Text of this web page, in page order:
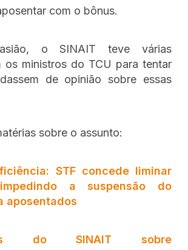
com o bônus.
o SINAIT teve várias
os ministros do TCU para tentar
de opinião sobre essas
sobre o assunto:
STF concede liminar
a suspensão do
aposentados
do SINAIT sobre